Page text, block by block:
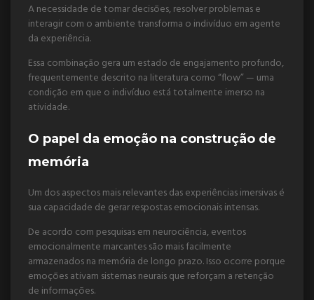
A necessidade de tomar decisões, resolver problemas e
interagir com o ambiente transforma o indivíduo em agente
da experiência.
Essa combinação gera um estado de engajamento profundo,
frequentemente descrito na literatura como “flow” — uma
condição em que o indivíduo está totalmente imerso na
atividade.
O papel da emoção na construção de
memória
Um dos aspectos mais relevantes das experiências imersivas é
sua capacidade de gerar respostas emocionais intensas.
De acordo com pesquisas em neurociência, eventos
emocionalmente marcantes são mais facilmente
armazenados na memória de longo prazo. Isso ocorre porque
emoções ativam sistemas neurais que reforçam a retenção
de informações.